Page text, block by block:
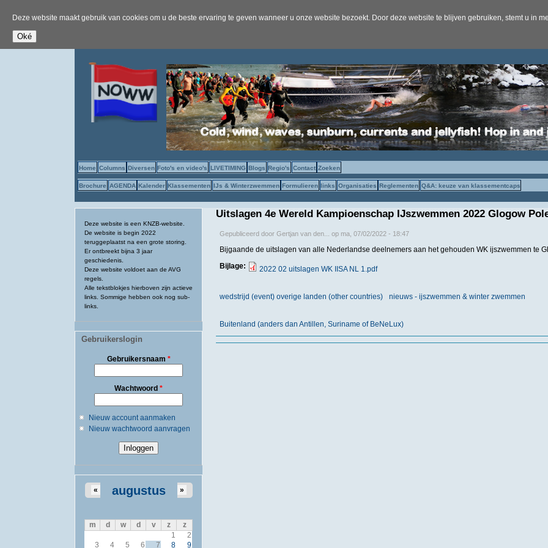
Deze website maakt gebruik van cookies om u de beste ervaring te geven wanneer u onze website bezoekt. Door deze website te blijven gebruiken, stemt u in
Home Columns Diversen Foto's en video's LIVETIMING Blogs Regio's Contact Zoeken
Brochure AGENDA Kalender Klassementen IJs & Winterzwemmen Formulieren links Organisaties Reglementen Q&A: keuze van klassementcaps
Deze website is een KNZB-website.
De website is begin 2022
teruggeplaatst na een grote storing.
Er ontbreekt bijna 3 jaar
geschiedenis.
Deze website voldoet aan de AVG
regels.
Alle tekstblokjes hierboven zijn actieve
links. Sommige hebben ook nog sub-
links.
Gebruikerslogin
Gebruikersnaam *
Wachtwoord *
Nieuw account aanmaken
Nieuw wachtwoord aanvragen
augustus
« »
m d w d v z
z
1
2
3
4 5 6 7 8
9
Uitslagen 4e Wereld Kampioenschap IJszwemmen 2022 Glogow
Gepubliceerd door Gertjan van den... op ma, 07/02/2022 - 18:47
Bijgaande de uitslagen van alle Nederlandse deelnemers aan het gehouden WK ijszwemmen te
Bijlage:
2022 02 uitslagen WK IISA NL 1.pdf
wedstrijd (event) overige landen (other countries) nieuws - ijszwemmen & winter zwemmen
Buitenland (anders dan Antillen, Suriname of BeNeLux)